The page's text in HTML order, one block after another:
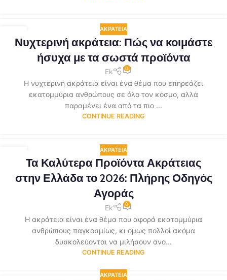
03
ΜΆΙ
ΑΚΡΆΤΕΙΑ
Νυχτερινή ακράτεια: Πώς να κοιμάστε
ήσυχα με τα σωστά προϊόντα
Ek 0
Η νυχτερινή ακράτεια είναι ένα θέμα που επηρεάζει
εκατομμύρια ανθρώπους σε όλο τον κόσμο, αλλά
παραμένει ένα από τα πιο ...
CONTINUE READING
ΑΚΡΆΤΕΙΑ
Τα Καλύτερα Προϊόντα Ακράτειας
στην Ελλάδα το 2026: Πλήρης Οδηγός
Αγοράς
Ek 0
Η ακράτεια είναι ένα θέμα που αφορά εκατομμύρια
ανθρώπους παγκοσμίως, κι όμως πολλοί ακόμα
δυσκολεύονται να μιλήσουν ανο...
CONTINUE READING
ΑΚΡΆΤΕΙΑ